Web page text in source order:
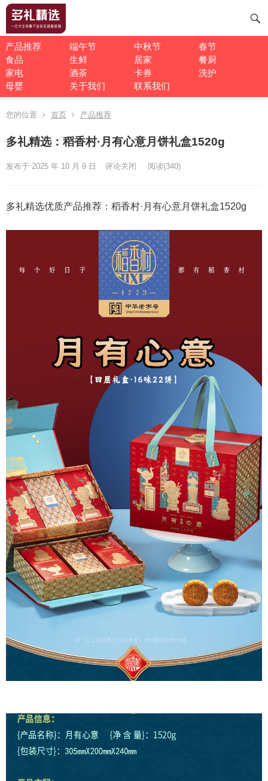
产品推荐 端午节 中秋节
春节
食品
生鲜 居家
餐厨
家电
酒茶 卡券
洗护
母婴
关于我们 联系我们
您的位置 首页 产品推荐
多礼精选：稻香村·月有心意月饼礼盒1520g
发布于 2025 年 10 月 9 日 评论关闭 阅读(340)
多礼精选优质产品推荐：稻香村·月有心意月饼礼盒1520g